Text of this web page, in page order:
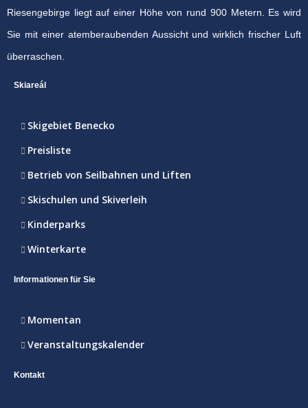
Riesengebirge liegt auf einer Höhe von rund 900 Metern. Es wird
Sie mit einer atemberaubenden Aussicht und wirklich frischer Luft
überraschen.
Skiareál
Skigebiet Benecko
Preisliste
Betrieb von Seilbahnen und Liften
Skischulen und Skiverleih
Kinderparks
Winterkarte
Informationen für Sie
Momentan
Veranstaltungskalender
Kontakt